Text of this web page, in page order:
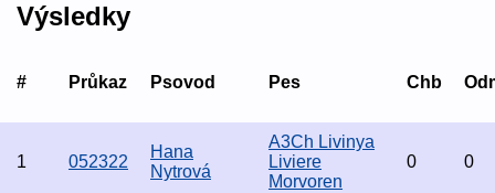
Výsledky
# Průkaz Psovod Pes Chb
1 052322
Hana
Nytrová
A3Ch Livinya
Liviere
Morvoren
0 0